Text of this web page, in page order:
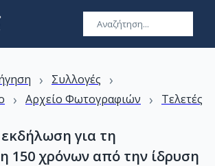
› Συλλογές ›
› Αρχείο Φωτογραφιών › Τελετές
για τη
150 χρόνων από την ίδρυση